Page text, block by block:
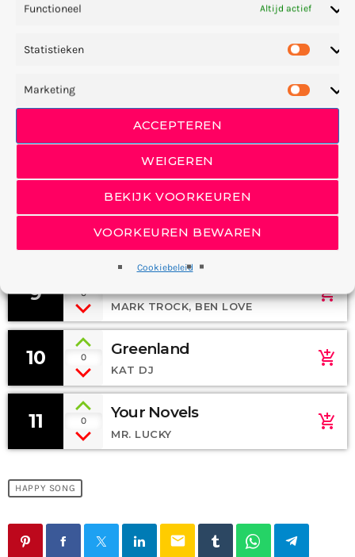
Functioneel Altijd actief
Statistieken
Marketing
ACCEPTEREN
WEIGEREN
BEKIJK VOORKEUREN
VOORKEUREN BEWAREN
Cookiebeleid
6
Storyboard
KELLY JONES
Soul
9 0
MARK TROCK, BEN LOVE
add_shopping_cart
10 0 Greenland
KAT DJ
add_shopping_cart
11 0 Your Novels
MR. LUCKY
add_shopping_cart
HAPPY SONG
email